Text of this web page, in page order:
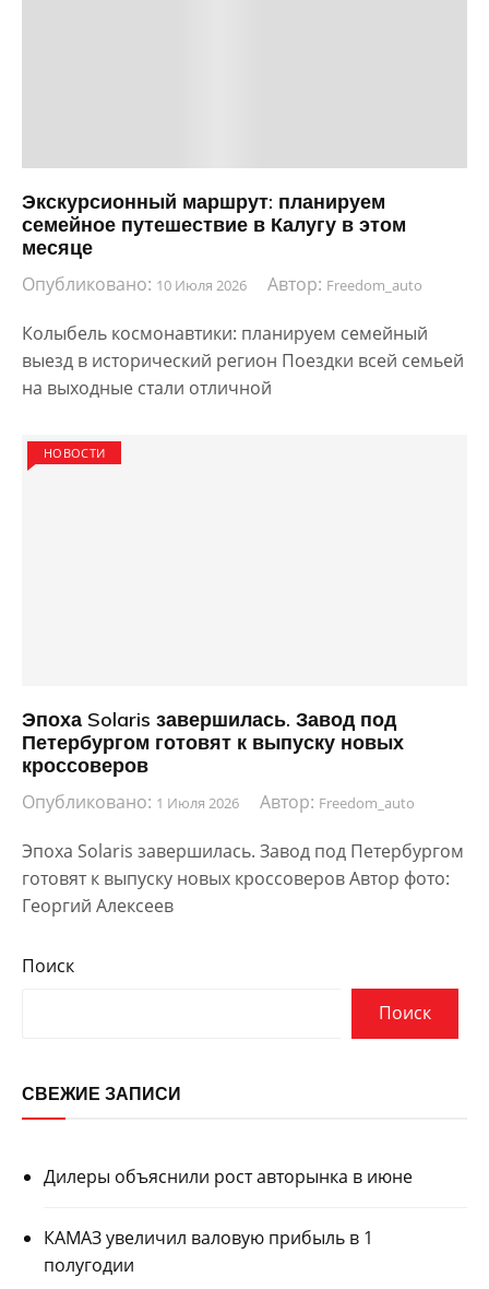
Экскурсионный маршрут: планируем
семейное путешествие в Калугу в этом
месяце
Опубликовано: 10 Июля 2026 Автор: Freedom_auto
Колыбель космонавтики: планируем семейный
выезд в исторический регион Поездки всей семьей
на выходные стали отличной
НОВОСТИ
Эпоха Solaris завершилась. Завод под
Петербургом готовят к выпуску новых
кроссоверов
Опубликовано: 1 Июля 2026 Автор: Freedom_auto
Эпоха Solaris завершилась. Завод под Петербургом
готовят к выпуску новых кроссоверов Автор фото:
Георгий Алексеев
Поиск
Поиск
СВЕЖИЕ ЗАПИСИ
Дилеры объяснили рост авторынка в июне
КАМАЗ увеличил валовую прибыль в 1
полугодии